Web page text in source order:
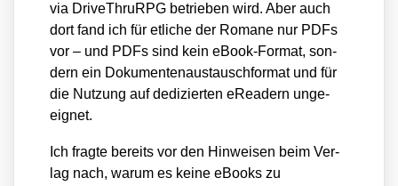
via Dri­ve­Thr­uRPG betrie­ben wird. Aber auch
dort fand ich für etli­che der Roma­ne nur PDFs
vor – und PDFs sind kein eBook-For­mat, son­
dern ein Doku­men­ten­aus­tausch­for­mat und für
die Nut­zung auf dedi­zier­ten eRea­dern unge­
eig­net.
Ich frag­te bereits vor den Hin­wei­sen beim Ver­
lag nach, war­um es kei­ne eBooks zu